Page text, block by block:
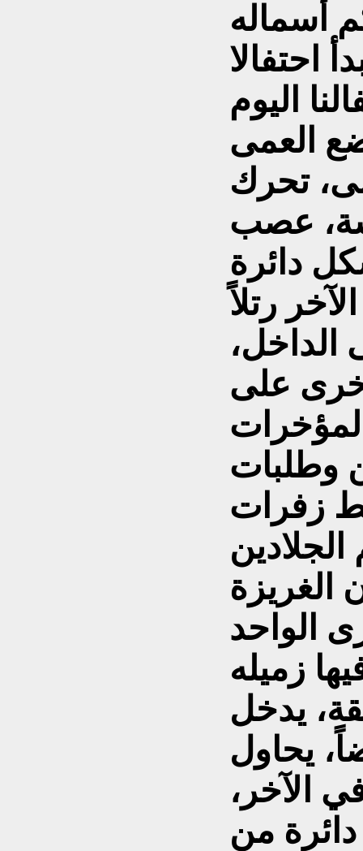
أسماله
احتفالا
اليوم
تحرك
عصب
دائرة
رتلاً
الداخل،
على
وطلبات
زفرات
الغريزة
الواحد
يدخل
يحاول
الآخر،
من